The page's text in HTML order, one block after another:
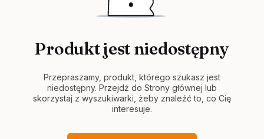
Produkt jest niedostępny
Przepraszamy, produkt, którego szukasz jest
niedostępny. Przejdź do Strony głównej lub
skorzystaj z wyszukiwarki, żeby znaleźć to, co Cię
interesuje.